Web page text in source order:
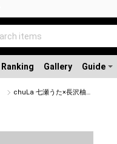
Ranking Gallery Guide
chuLa 七瀬うた×長沢柚花_オリジナルダンス